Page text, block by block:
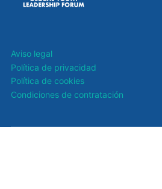
Aviso legal
Política de privacidad
Política de cookies
Condiciones de contratación